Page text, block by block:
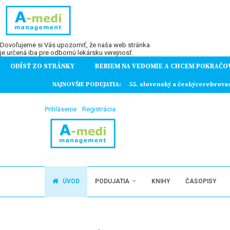
Dovoľujeme si Vás upozorniť, že naša web stránka
je určená iba pre odbornú lekársku verejnosť.
ODÍSŤ ZO STRÁNKY BERIEM NA VEDOMIE A CHCEM
NAJNOVŠIE PODUJATIA: 55. slovenský a
Prihlásenie Registrácia
ÚVOD PODUJATIA KNIHY ČASOPISY